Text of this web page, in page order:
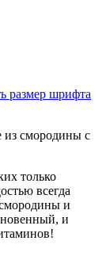
размер шрифта
из смородины с
только
всегда
смородины и
и